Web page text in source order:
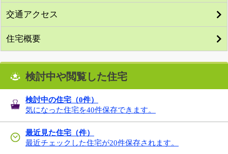
交通アクセス
住宅概要
検討中や閲覧した住宅
検討中の住宅（0件）
気になった住宅を40件保存できます。
最近見た住宅（件）
最近チェックした住宅が20件保存されます。